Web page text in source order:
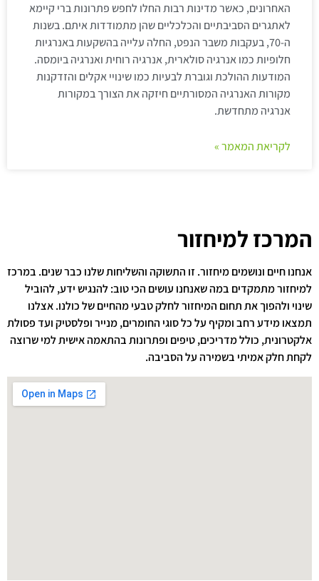
האחרונים, כאשר מדינות רבות החלו לחפש פתרונות ברי קיימא
לאתגרים הסביבתיים והכלכליים שהן מתמודדות איתם. בשנות
ה-70, בעקבות משבר הנפט, החלה עלייה בהשקעות באנרגיות
חלופיות כמו אנרגיה סולארית, אנרגיה רוחית ואנרגיה ביומסה.
המודעות ההולכת וגוברת לבעיות כמו שינויי אקלים והזדקנות
מקורות האנרגיה המסורתיים חיזקה את הצורך במקורות
אנרגיה מתחדשת.
לקריאת המאמר »
המרכז למיחזור
אנחנו חיים ונושמים מיחזור. זו התשוקה והשליחות שלנו כבר שנים. במרכז
למיחזור מתמקדים במה שאנחנו עושים הכי טוב: להנגיש ידע, להוביל
שינוי ולהפוך את תחום המיחזור לחלק טבעי מהחיים של כולנו. אצלנו
תמצאו מידע רחב ומקיף על כל סוגי החומרים, מנייר ופלסטיק ועד פסולת
אלקטרונית, כולל מדריכים, טיפים ופתרונות בהתאמה אישית למי שרוצה
לקחת חלק אמיתי בשמירה על הסביבה.